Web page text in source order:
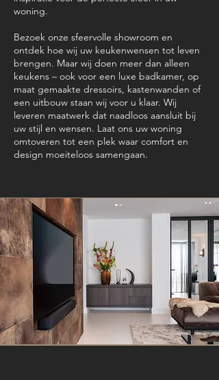
woning.
Bezoek onze sfeervolle showroom en
ontdek hoe wij uw keukenwensen tot leven
brengen. Maar wij doen meer dan alleen
keukens – ook voor een luxe badkamer, op
maat gemaakte dressoirs, kastenwanden of
een uitbouw staan wij voor u klaar. Wij
leveren maatwerk dat naadloos aansluit bij
uw stijl en wensen. Laat ons uw woning
omtoveren tot een plek waar comfort en
design moeiteloos samengaan.